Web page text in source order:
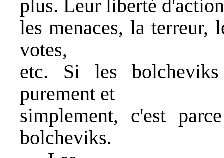
plus. Leur liberté
les menaces, la terreur,
votes,
etc. Si les
purement et
simplement, c'est
bolcheviks.